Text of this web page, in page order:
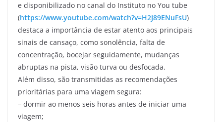
e disponibilizado no canal do Instituto no You tube
(https://www.youtube.com/watch?v=H2J89ENuFsU)
destaca a importância de estar atento aos principais
sinais de cansaço, como sonolência, falta de
concentração, bocejar seguidamente, mudanças
abruptas na pista, visão turva ou desfocada.
Além disso, são transmitidas as recomendações
prioritárias para uma viagem segura:
– dormir ao menos seis horas antes de iniciar uma
viagem;